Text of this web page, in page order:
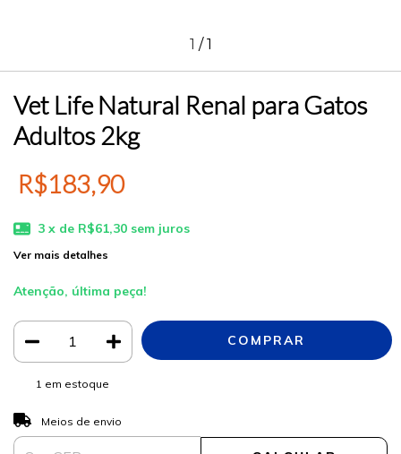
1 /1
Vet Life Natural Renal para Gatos
Adultos 2kg
R$183,90
3 x de R$61,30 sem juros
Ver mais detalhes
Atenção, última peça!
1 em estoque
Entregas para o CEP:
Meios de envio